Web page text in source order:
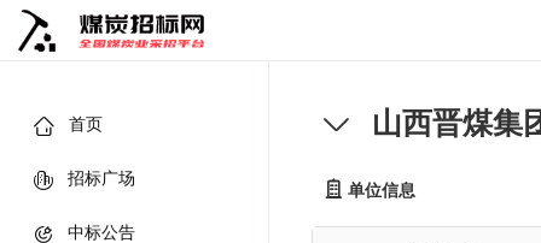
首页
招标广场
中标公告
山西晋煤集
单位信息